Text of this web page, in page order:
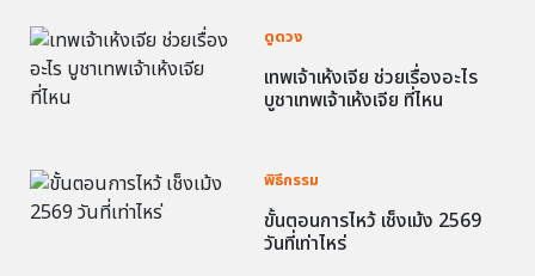
ดูดวง
เทพเจ้าเห้งเจีย ช่วยเรื่องอะไร
บูชาเทพเจ้าเห้งเจีย ที่ไหน
พิธีกรรม
ขั้นตอนการไหว้ เช็งเม้ง 2569
วันที่เท่าไหร่